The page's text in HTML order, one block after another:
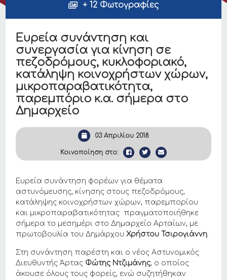
+ 12 Φωτογραφίες
Ευρεία συνάντηση και
συνεργασία για κίνηση σε
πεζοδρόμους, κυκλοφοριακό,
κατάληψη κοινοχρήστων χώρων,
μικροπαραβατικότητα,
παρεμπόριο κ.α. σήμερα στο
Δημαρχείο
03 Απριλίου 2018
Κοινοποίηση στο:
Ευρεία συνάντηση φορέων για θέματα
αστυνόμευσης, κίνησης στους πεζοδρόμους,
κατάληψης κοινοχρήστων χώρων, παρεμπορίου
και μικροπαραβατικότητας πραγματοποιήθηκε
σήμερα το μεσημέρι στο Δημαρχείο Αρταίων, με
πρωτοβουλία του ΔημάρχουΧρήστου Τσιρογιάννη.
Στη συνάντηση παρέστη και ο νέος Αστυνομικός
Διευθυντής Άρτας Φώτης Ντζιμάνης, ο οποίος
άκουσε όλους τους φορείς, ενώ συζητήθηκαν